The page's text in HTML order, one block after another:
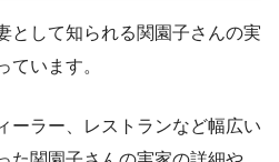
として知られる関園子さんの実
ています。
ーラー、レストランなど幅広い